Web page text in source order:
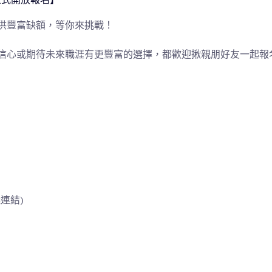
豐富缺額，等你來挑戰！
心或期待未來職涯有更豐富的選擇， 都歡迎揪親朋好友一起報
結)